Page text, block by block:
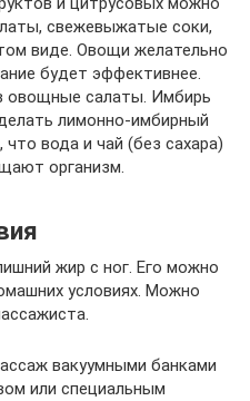
свежевыжатые соки,
виде. Овощи желательно
будет эффективнее.
овощные салаты. Имбирь
лимонно-имбирный
вода и чай (без сахара)
организм.
жир с ног. Его можно
условиях. Можно
вакуумными банками
или специальным